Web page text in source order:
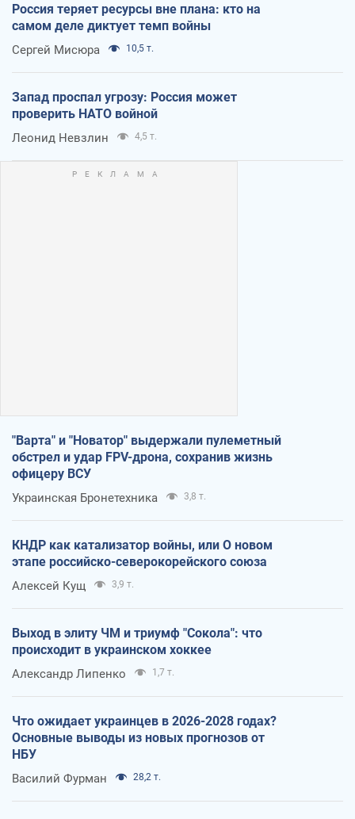
Россия теряет ресурсы вне плана: кто на
самом деле диктует темп войны
Сергей Мисюра 10,5 т.
Запад проспал угрозу: Россия может
проверить НАТО войной
Леонид Невзлин 4,5 т.
"Варта" и "Новатор" выдержали пулеметный
обстрел и удар FPV-дрона, сохранив жизнь
офицеру ВСУ
Украинская Бронетехника 3,8 т.
КНДР как катализатор войны, или О новом
этапе российско-северокорейского союза
Алексей Кущ 3,9 т.
Выход в элиту ЧМ и триумф "Сокола": что
происходит в украинском хоккее
Александр Липенко 1,7 т.
Что ожидает украинцев в 2026-2028 годах?
Основные выводы из новых прогнозов от
НБУ
Василий Фурман 28,2 т.